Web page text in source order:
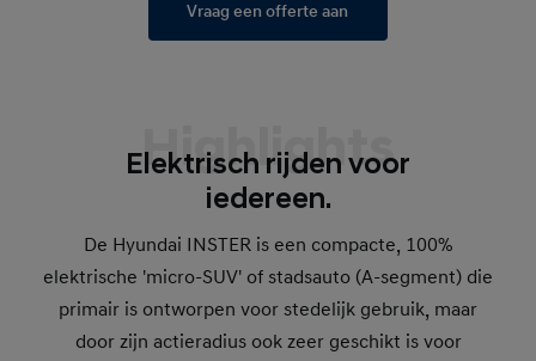
Vraag een offerte aan
Highlights
Elektrisch rijden voor
iedereen.
De Hyundai INSTER is een compacte, 100%
elektrische 'micro-SUV' of stadsauto (A-segment) die
primair is ontworpen voor stedelijk gebruik, maar
door zijn actieradius ook zeer geschikt is voor